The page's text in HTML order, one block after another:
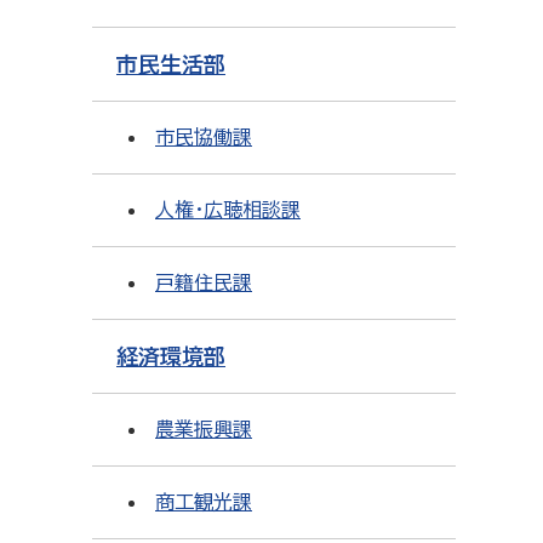
市民生活部
市民協働課
人権・広聴相談課
戸籍住民課
経済環境部
農業振興課
商工観光課